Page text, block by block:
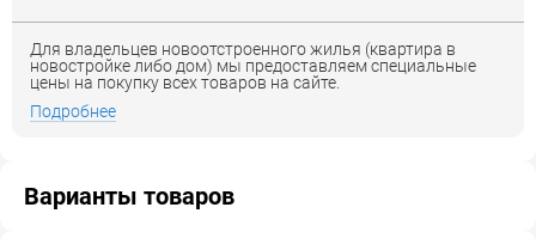
Для владельцев новоотстроенного жилья (квартира в
новостройке либо дом) мы предоставляем специальные
цены на покупку всех товаров на сайте.
Подробнее
Варианты товаров